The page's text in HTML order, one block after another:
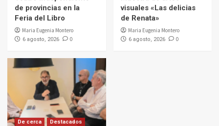
de provincias en la
Feria del Libro
Maria Eugenia Montero
6 agosto, 2026 0
visuales «Las delicias
de Renata»
Maria Eugenia Montero
6 agosto, 2026 0
De cerca Destacados